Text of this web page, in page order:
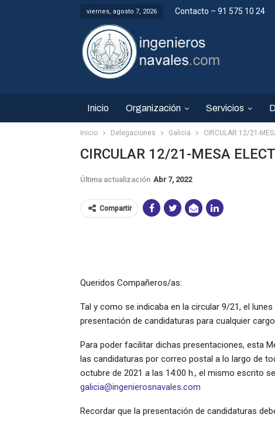
viernes, agosto 7, 2026 Contacto – 91 575 10 24
Inicio Organización Servicios
Inicio Delegaciones Galicia CIRCULAR 12/21-
CIRCULAR 12/21-MESA
Última actualización Abr 7, 2022
Compartir
Queridos Compañeros/as:
Tal y como se indicaba en la circular 9/21, el
presentación de candidaturas para cualquier
Para poder facilitar dichas presentaciones, esta
las candidaturas por correo postal a lo largo de
octubre de 2021 a las 14:00 h., el mismo escrito
galicia@ingenierosnavales.com
Recordar que la presentación de candidaturas